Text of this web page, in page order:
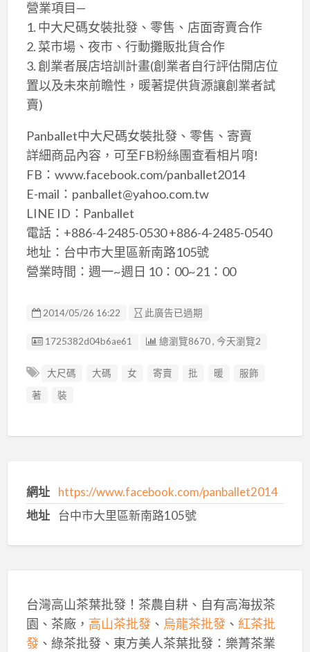
營業項目—
1. 中大尺碼女裝批發、零售、店面寄賣合作
2. 菜市場、夜市、行動攤販批貨合作
3. 創業者展店培訓計畫(創業者自行評估開店位
置以及未來前瞻性，暖著提供貨源讓創業者試
賣)
Panballet中大尺碼女裝批發、零售、寄賣
詳細商品內容，可至FB粉絲團查看相片唷!
FB：www.facebook.com/panballet2014
E-mail：panballet@yahoo.com.tw
LINE ID：Panballet
電話：+886-4-2485-0530 +886-4-2485-0540
地址：台中市大里區新南路105號
營業時間：週一~週日 10：00~21：00
2014/05/26 16:22 此廣告已過期
廣告编號
1725382d04b6ae61 總瀏覽8670 , 今天瀏覽2
大尺碼 大碼 女 寄賣 批 暖
服飾
著
裝
網址
https://www.facebook.com/panballet2014
地址
台中市大里區新南路105號
台灣高山茶葉批發！茶農自耕、自有高海拔茶
園、茶廠， 高山茶批發、 烏龍茶批發、 紅茶批
發、綠茶批發、東方美人茶葉批發：樂菁茶業